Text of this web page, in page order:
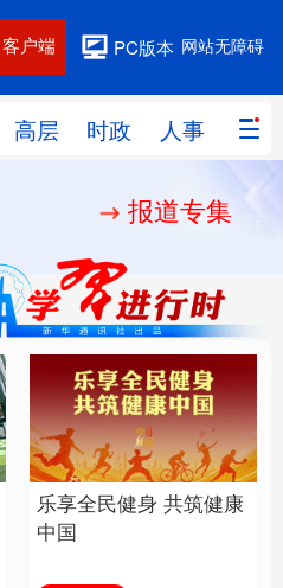
网站无障碍
PC版本
客户端
高层 时政 人事 国际
地图
人事
网评
全球连线 教育
量子 体育
健康 军事
图片 政务
报道专集
乐享全民健身 共筑健康
中国